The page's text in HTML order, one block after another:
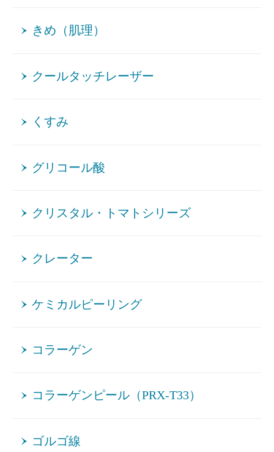
きめ（肌理）
クールタッチレーザー
くすみ
グリコール酸
クリスタル・トマトシリーズ
クレーター
ケミカルピーリング
コラーゲン
コラーゲンピール（PRX-T33）
ゴルゴ線